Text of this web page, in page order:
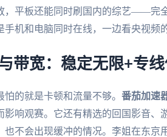
，平板还能同时刷国内的综艺——完
手机和电脑同时在线，一边看央视频
带宽：稳定无限+专
怕的就是卡顿和流量不够。 番茄加速
影响观赛。它还有精选的回国影音
也不会出现缓冲的情况。李姐在东京